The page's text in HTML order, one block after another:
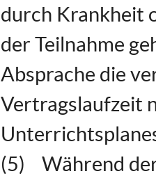
durch Krankheit
der Teilnahme
Absprache die
Vertragslaufzeit
(5) Während der